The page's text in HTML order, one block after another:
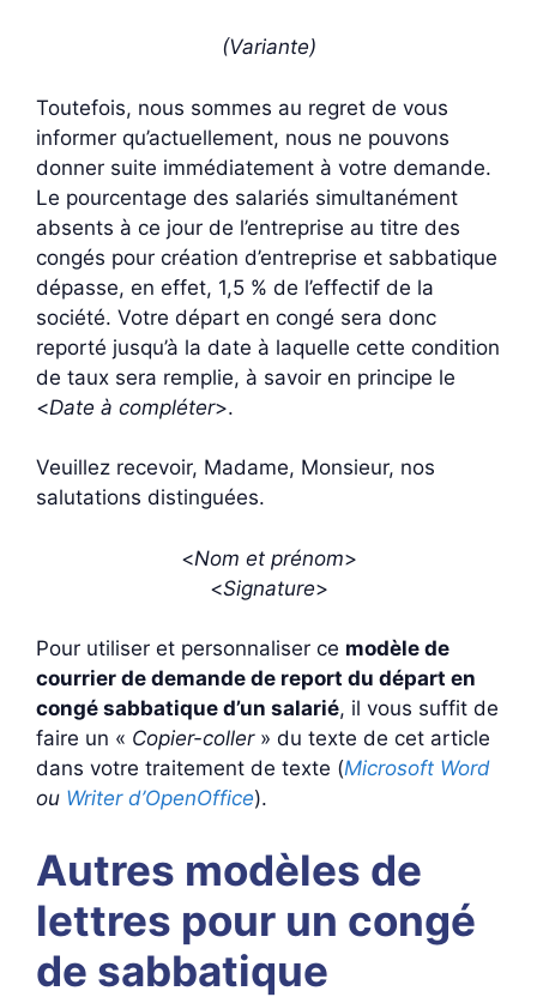
(Variante)
Toutefois, nous sommes au regret de vous
informer qu’actuellement, nous ne pouvons
donner suite immédiatement à votre demande.
Le pourcentage des salariés simultanément
absents à ce jour de l’entreprise au titre des
congés pour création d’entreprise et sabbatique
dépasse, en effet, 1,5 % de l’effectif de la
société. Votre départ en congé sera donc
reporté jusqu’à la date à laquelle cette condition
de taux sera remplie, à savoir en principe le
<Date à compléter>.
Veuillez recevoir, Madame, Monsieur, nos
salutations distinguées.
<Nom et prénom>
<Signature>
Pour utiliser et personnaliser ce modèle de
courrier de demande de report du départ en
congé sabbatique d’un salarié, il vous suffit de
faire un « Copier-coller» du texte de cet article
dans votre traitement de texte (Microsoft Word
ou Writer d’OpenOffice).
Autres modèles de
lettres pour un congé
de sabbatique